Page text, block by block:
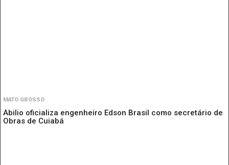
MATO GROSSO
Abilio oficializa engenheiro Edson Brasil como secretário de
Obras de Cuiabá